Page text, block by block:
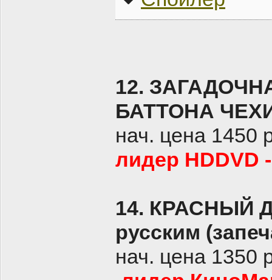
12.
БАТТОНА
нач. цена 1450
лидер HDDVD
14. КРАСНЫЙ
русским
нач. цена 1350